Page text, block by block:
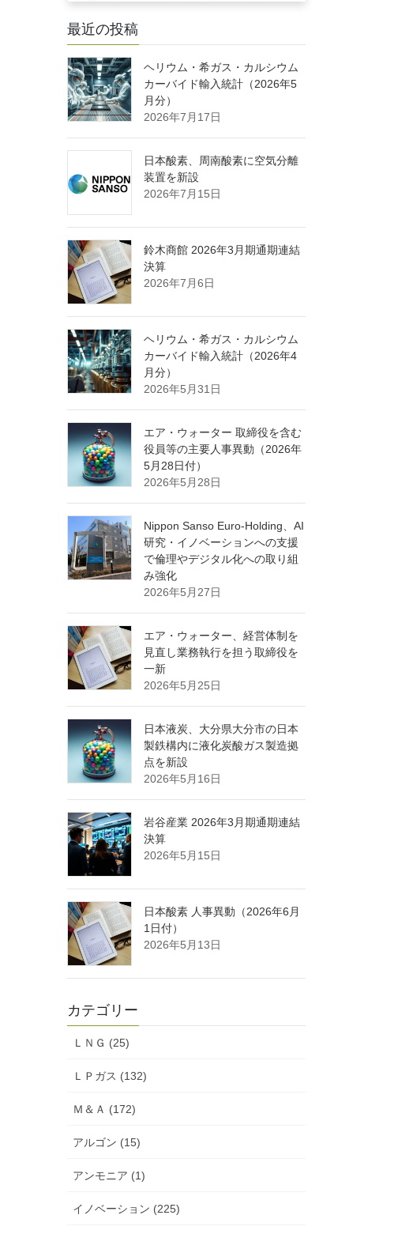
最近の投稿
ヘリウム・希ガス・カルシウム
カーバイド輸入統計（2026年5
月分）
2026年7月17日
日本酸素、周南酸素に空気分離
装置を新設
2026年7月15日
鈴木商館 2026年3月期通期連結
決算
2026年7月6日
ヘリウム・希ガス・カルシウム
カーバイド輸入統計（2026年4
月分）
2026年5月31日
エア・ウォーター 取締役を含む
役員等の主要人事異動（2026年
5月28日付）
2026年5月28日
Nippon Sanso Euro-Holding、AI
研究・イノベーションへの支援
で倫理やデジタル化への取り組
み強化
2026年5月27日
エア・ウォーター、経営体制を
見直し業務執行を担う取締役を
一新
2026年5月25日
日本液炭、大分県大分市の日本
製鉄構内に液化炭酸ガス製造拠
点を新設
2026年5月16日
岩谷産業 2026年3月期通期連結
決算
2026年5月15日
日本酸素 人事異動（2026年6月
1日付）
2026年5月13日
カテゴリー
ＬＮＧ (25)
ＬＰガス (132)
Ｍ＆Ａ (172)
アルゴン (15)
アンモニア (1)
イノベーション (225)